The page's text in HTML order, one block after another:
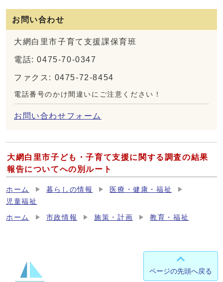
お問い合わせ
大網白里市子育て支援課保育班
電話: 0475-70-0347
ファクス: 0475-72-8454
電話番号のかけ間違いにご注意ください！
お問い合わせフォーム
大網白里市子ども・子育て支援に関する調査の結果
報告についてへの別ルート
ホーム 暮らしの情報
医療・健康・福祉
児童福祉
ホーム 市政情報 施策・計画 教育・福祉
ページの先頭へ戻る